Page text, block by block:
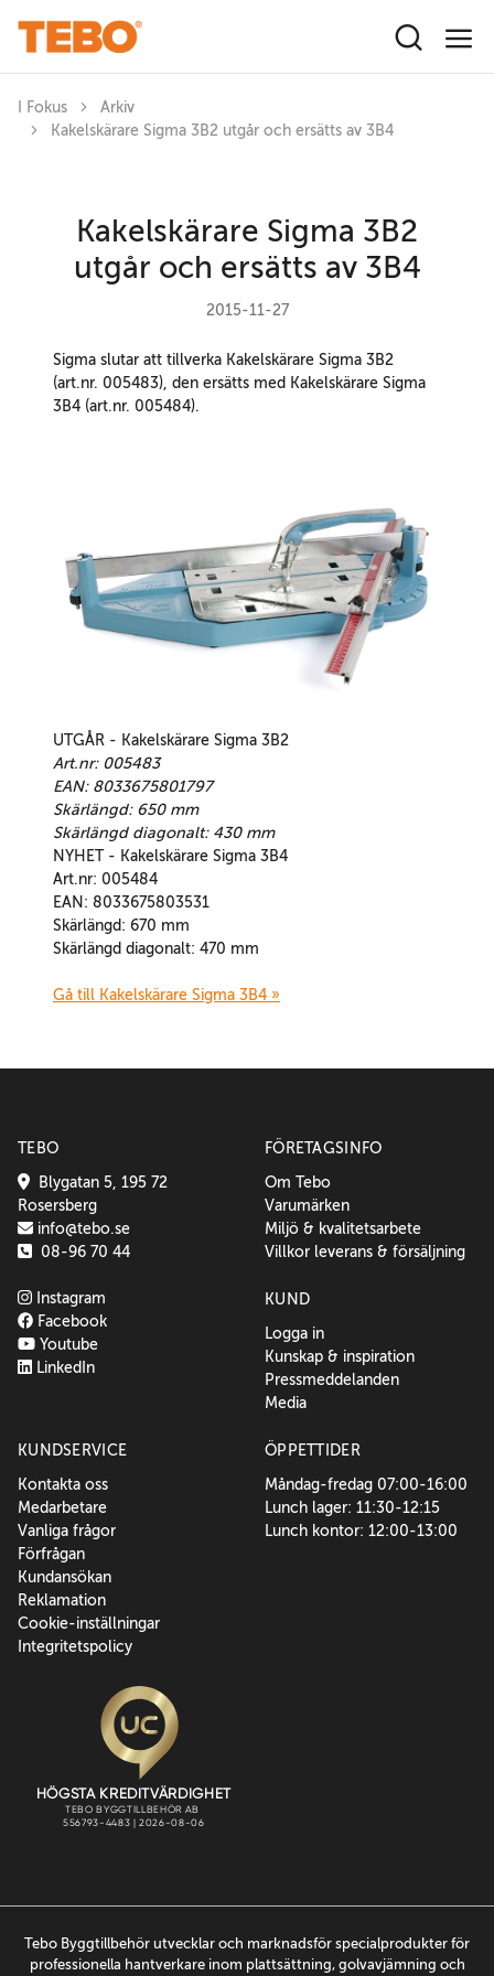
I Fokus
Arkiv
Kakelskärare Sigma 3B2 utgår och ersätts av 3B4
Kakelskärare Sigma 3B2
utgår och ersätts av 3B4
2015-11-27
Sigma slutar att tillverka Kakelskärare Sigma 3B2
(art.nr. 005483), den ersätts med Kakelskärare Sigma
3B4 (art.nr. 005484).
UTGÅR - Kakelskärare Sigma 3B2
Art.nr: 005483
EAN: 8033675801797
Skärlängd: 650 mm
Skärlängd diagonalt: 430 mm
NYHET - Kakelskärare Sigma 3B4
Art.nr: 005484
EAN: 8033675803531
Skärlängd: 670 mm
Skärlängd diagonalt: 470 mm
Gå till Kakelskärare Sigma 3B4 »
TEBO
Blygatan 5, 195 72
Rosersberg
info@tebo.se
08-96 70 44
Instagram
Facebook
Youtube
LinkedIn
FÖRETAGSINFO
Om Tebo
Varumärken
Miljö & kvalitetsarbete
Villkor leverans & försäljning
KUND
Logga in
Kunskap & inspiration
Pressmeddelanden
Media
KUNDSERVICE
Kontakta oss
Medarbetare
Vanliga frågor
Förfrågan
Kundansökan
Reklamation
Cookie-inställningar
Integritetspolicy
ÖPPETTIDER
Måndag-fredag 07:00-16:00
Lunch lager: 11:30-12:15
Lunch kontor: 12:00-13:00
Tebo Byggtillbehör utvecklar och marknadsför specialprodukter för
professionella hantverkare inom plattsättning, golvavjämning och